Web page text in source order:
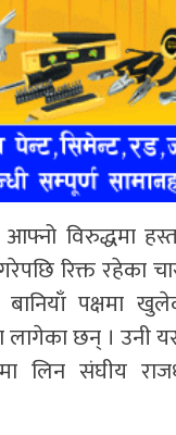
विरुद्धमा
रिक्त रहेका
बानियाँ पक्षमा
छन् । उनी
लिन संघीय